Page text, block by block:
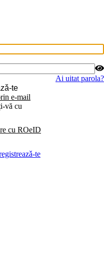
Ai uitat parola?
te
e-mail
vă cu
cu ROeID
te